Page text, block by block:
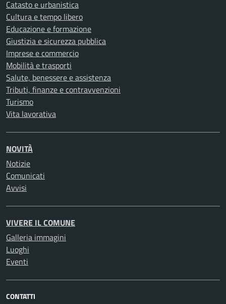
Catasto e urbanistica
Cultura e tempo libero
Educazione e formazione
Giustizia e sicurezza pubblica
Imprese e commercio
Mobilità e trasporti
Salute, benessere e assistenza
Tributi, finanze e contravvenzioni
Turismo
Vita lavorativa
NOVITÀ
Notizie
Comunicati
Avvisi
VIVERE IL COMUNE
Galleria immagini
Luoghi
Eventi
CONTATTI